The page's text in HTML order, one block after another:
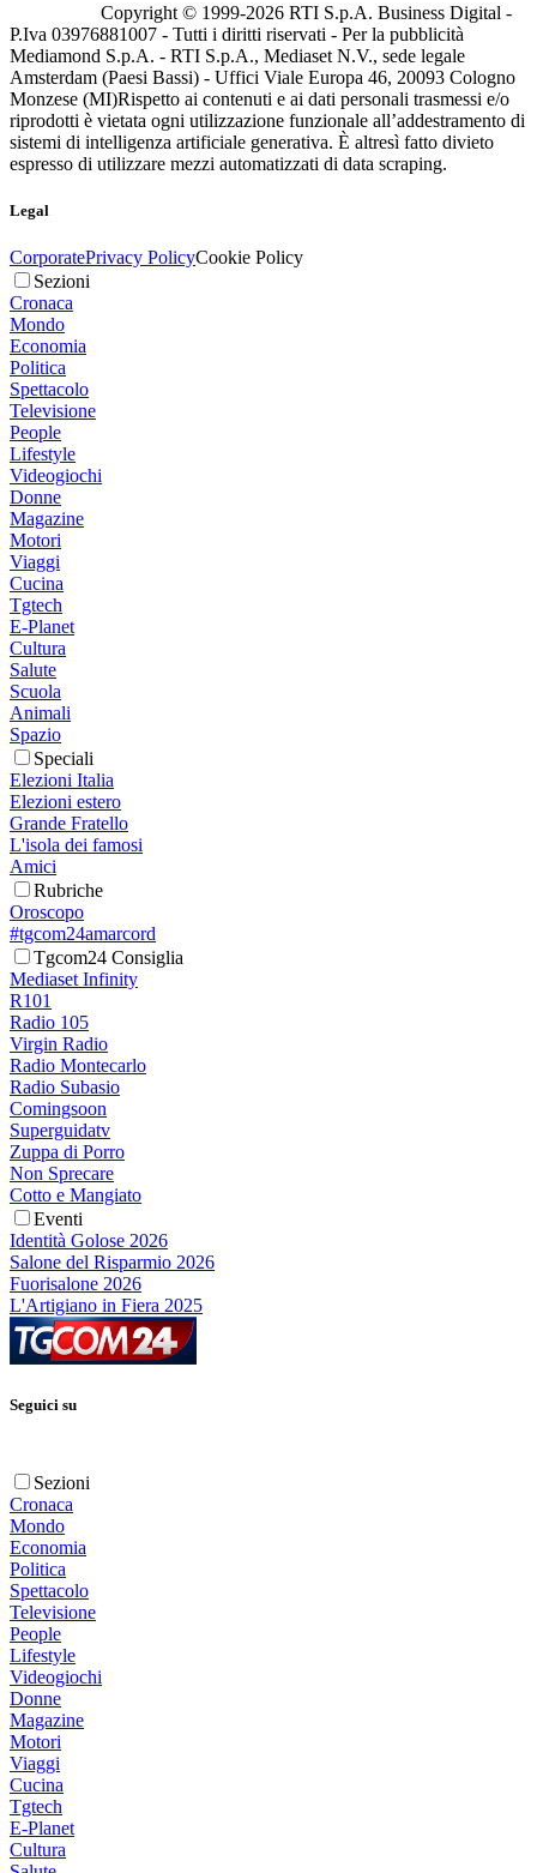
Copyright © 1999-2026 RTI S.p.A. Business Digital -
P.Iva 03976881007 - Tutti i diritti riservati - Per la pubblicità
Mediamond S.p.A. - RTI S.p.A., Mediaset N.V., sede legale
Amsterdam (Paesi Bassi) - Uffici Viale Europa 46, 20093 Cologno
Monzese (MI)Rispetto ai contenuti e ai dati personali trasmessi e/o
riprodotti è vietata ogni utilizzazione funzionale all’addestramento di
sistemi di intelligenza artificiale generativa. È altresì fatto divieto
espresso di utilizzare mezzi automatizzati di data scraping.
Legal
CorporatePrivacy PolicyCookie Policy
Sezioni
Cronaca
Mondo
Economia
Politica
Spettacolo
Televisione
People
Lifestyle
Videogiochi
Donne
Magazine
Motori
Viaggi
Cucina
Tgtech
E-Planet
Cultura
Salute
Scuola
Animali
Spazio
Speciali
Elezioni Italia
Elezioni estero
Grande Fratello
L'isola dei famosi
Amici
Rubriche
Oroscopo
#tgcom24amarcord
Tgcom24 Consiglia
Mediaset Infinity
R101
Radio 105
Virgin Radio
Radio Montecarlo
Radio Subasio
Comingsoon
Superguidatv
Zuppa di Porro
Non Sprecare
Cotto e Mangiato
Eventi
Identità Golose 2026
Salone del Risparmio 2026
Fuorisalone 2026
L'Artigiano in Fiera 2025
Seguici su
Sezioni
Cronaca
Mondo
Economia
Politica
Spettacolo
Televisione
People
Lifestyle
Videogiochi
Donne
Magazine
Motori
Viaggi
Cucina
Tgtech
E-Planet
Cultura